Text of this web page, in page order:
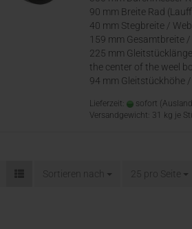
90 mm Breite Rad
40 mm Stegbreite /
159 mm Gesamtbreite
225 mm
the center of the weel
94 mm Gleitstückhöhe
Lieferzeit: sofort
Versandgewicht: 31 kg je
Sortieren nach 25 pro Seite